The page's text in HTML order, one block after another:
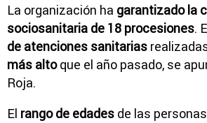
La organización ha garantizado la
sociosanitaria de 18 procesiones.
de atenciones sanitarias
más altoque el año pasado, se
Roja.
El rango de edades de las